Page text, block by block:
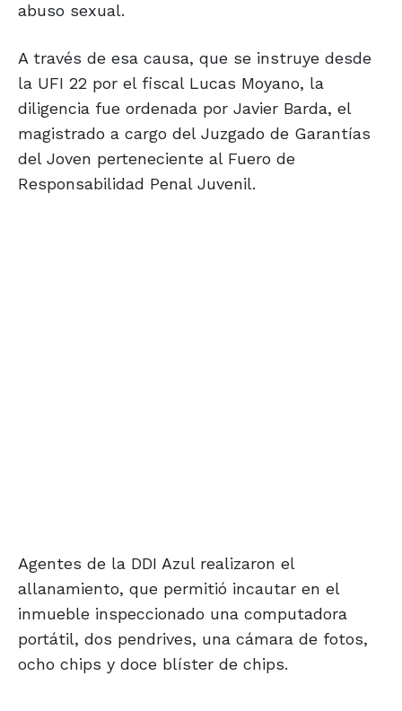
abuso sexual.
A través de esa causa, que se instruye desde
la UFI 22 por el fiscal Lucas Moyano, la
diligencia fue ordenada por Javier Barda, el
magistrado a cargo del Juzgado de Garantías
del Joven perteneciente al Fuero de
Responsabilidad Penal Juvenil.
Agentes de la DDI Azul realizaron el
allanamiento, que permitió incautar en el
inmueble inspeccionado una computadora
portátil, dos pendrives, una cámara de fotos,
ocho chips y doce blíster de chips.